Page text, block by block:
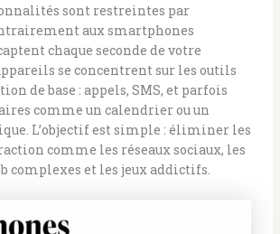
sont restreintes par
aux smartphones
chaque seconde de votre
se concentrent sur les outils
de base : appels, SMS, et parfois
comme un calendrier ou un
L’objectif est simple : éliminer les
comme les réseaux sociaux, les
complexes et les jeux addictifs.